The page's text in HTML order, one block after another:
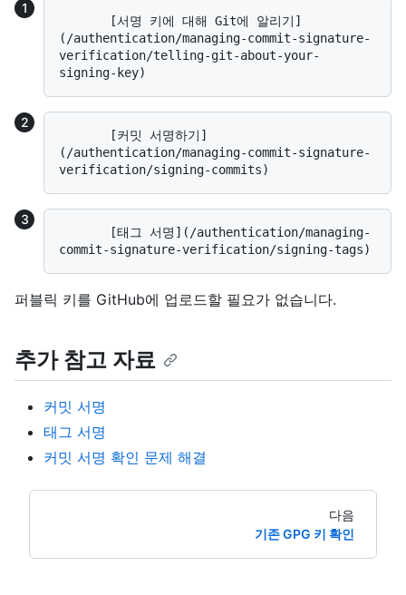
(/authentication/managing-commit-signature-
verification/telling-git-about-your-
(/authentication/managing-commit-signature-
퍼블릭 키를 GitHub에 업로드할 필요가 없습니다.
추가 참고 자료
커밋 서명
태그 서명
커밋 서명 확인 문제 해결
다음
기존 GPG 키 확인